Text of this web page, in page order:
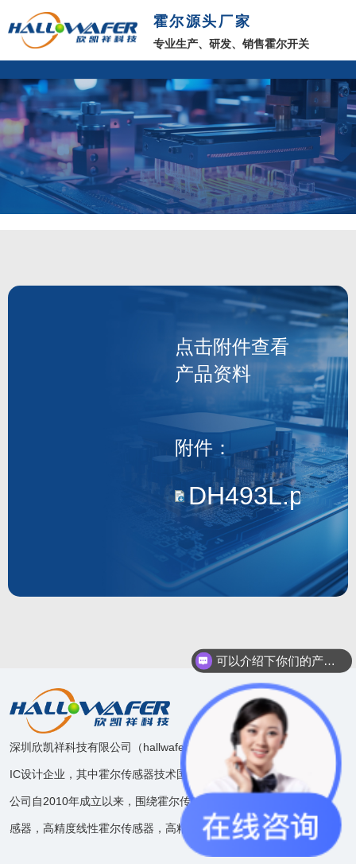
霍尔源头厂家
专业生产、研发、销售霍尔开关
点击附件查看
产品资料
附件：
DH493L.pdf
深圳欣凯祥科技有限公司（hallwafer），是一家模拟和混合信号
IC设计企业，其中霍尔传感器技术国内领先。
公司自2010年成立以来，围绕霍尔传感器技术开发了速度位置传
感器，高精度线性霍尔传感器，高精度电流传感器等产品线。
可以介绍下你们的产品么？